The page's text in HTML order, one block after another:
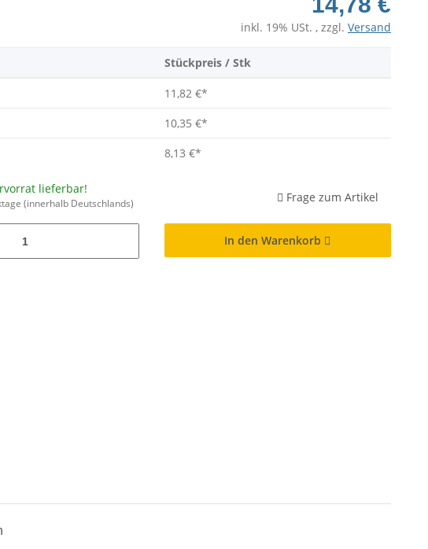
inkl. 19% USt. , zzgl. Versand
Stückpreis / Stk
11,82 €*
10,35 €*
8,13 €*
lieferbar!
(innerhalb Deutschlands) Frage zum Artikel
In den Warenkorb